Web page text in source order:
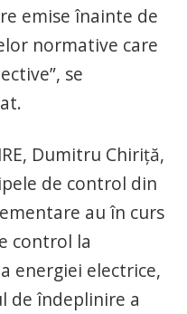
emise înainte de
normative care
se
Dumitru Chiriţă,
de control din
au în curs
control la
energiei electrice,
de îndeplinire a